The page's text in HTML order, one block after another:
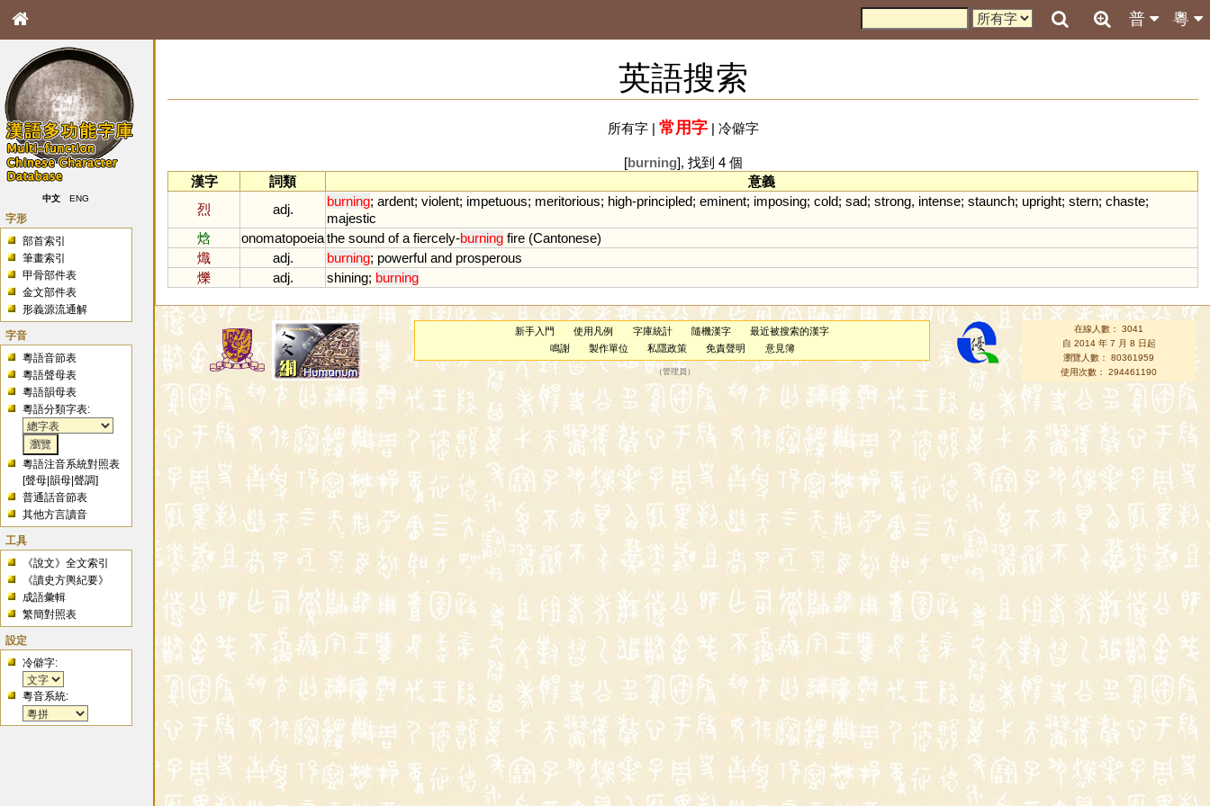
粵
普
中文 ENG
字形
部首索引
筆畫索引
甲骨部件表
金文部件表
形義源流通解
字音
粵語音節表
粵語聲母表
粵語韻母表
粵語分類字表:
粵語注音系統對照表
[聲母 |韻母 |聲調]
普通話音節表
其他方言讀音
工具
《說文》全文索引
《讀史方輿紀要》
成語彙輯
繁簡對照表
設定
冷僻字:
粵音系統:
英語搜索
所有字| 常用字| 冷僻字
[burning], 找到 4 個
漢字
詞類
意義
烈
adj.
burning; ardent; violent; impetuous; meritorious; high-principled; eminent; imposing; cold; sad; strong, intense; staunch; upright; stern; chaste;
majestic
焓
onomatopoeiathe sound of a fiercely-burning fire (Cantonese)
熾
adj. burning; powerful and prosperous
爍
adj. shining; burning
新手入門 使用凡例 字庫統計 隨機漢字
最近被搜索的漢字
鳴謝
製作單位 私隱政策 免責聲明 意見簿
（管理員 ）
在線人數： 3041
自 2014 年 7 月 8 日起
瀏覽人數： 80361959
使用次數： 294461190